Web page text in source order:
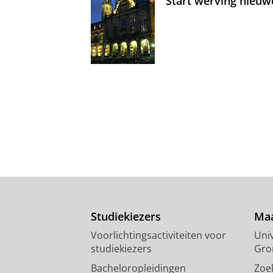
Studiekiezers
Voorlichtingsactiviteiten voor
studiekiezers
Bacheloropleidingen